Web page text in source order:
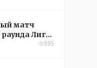
матч
Лиги
595